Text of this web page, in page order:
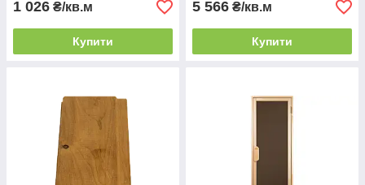
1 026 ₴/кв.м
Купити
5 566 ₴/кв.м
Купити